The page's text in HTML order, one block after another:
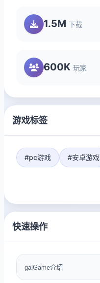
1.5M 下载
600K 玩家
游戏标签
#pc游戏 #安卓游戏
快速操作
galGame介绍